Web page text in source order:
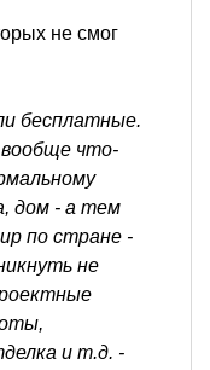
не смог
бесплатные.
что-
дом - а тем
по стране -
не
и т.д. -